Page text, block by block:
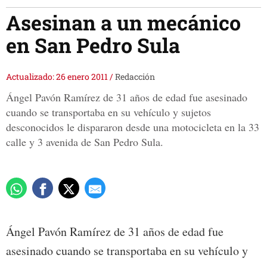
Asesinan a un mecánico
en San Pedro Sula
Actualizado: 26 enero 2011/Redacción
Ángel Pavón Ramírez de 31 años de edad fue asesinado
cuando se transportaba en su vehículo y sujetos
desconocidos le dispararon desde una motocicleta en la 33
calle y 3 avenida de San Pedro Sula.
Ángel Pavón Ramírez de 31 años de edad fue
asesinado cuando se transportaba en su vehículo y